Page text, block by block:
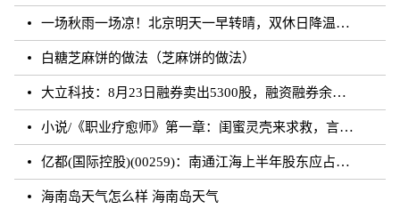
一场秋雨一场凉！北京明天一早转晴，双休日降温雨再来
白糖芝麻饼的做法（芝麻饼的做法）
大立科技：8月23日融券卖出5300股，融资融券余额7.64亿元
小说/《职业疗愈师》第一章：闺蜜灵壳来求救，言闻雨对付暗灵
亿都(国际控股)(00259)：南通江海上半年股东应占溢利约3.62亿元 同比增加21.01%
海南岛天气怎么样 海南岛天气